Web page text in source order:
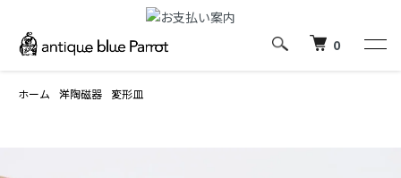
0
ホーム 洋陶磁器 変形皿